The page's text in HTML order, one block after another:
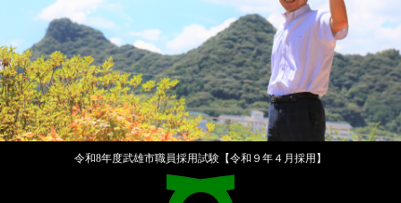
令和8年度武雄市職員採用試験【令和９年４月採用】